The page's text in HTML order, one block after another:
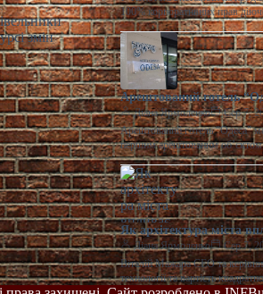
змін
100% корпоративних прав
Арештований готель
Діана Ярмоленко
Сер 7,
Арештований готель "Одеса"
першим арештованим об’єктом
Як архітектура міста
Діана Ярмоленко
Сер 7,
Віталій Мажара CEO та
технології та вартість